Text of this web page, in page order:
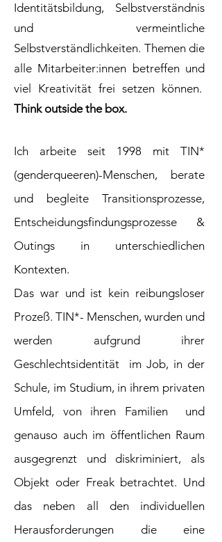
Identitätsbildung, Selbstverständnis
und vermeintliche
Selbstverständlichkeiten. Themen die
alle Mitarbeiter:innen betreffen und
viel Kreativität frei setzen können.
Think outside the box.
Ich arbeite seit 1998 mit TIN*
(genderqueeren)-Menschen, berate
und begleite Transitionsprozesse,
Entscheidungsfindungsprozesse &
Outings in unterschiedlichen
Kontexten.
Das war und ist kein reibungsloser
Prozeß. TIN*- Menschen, wurden und
werden aufgrund ihrer
Geschlechtsidentität im Job, in der
Schule, im Studium, in ihrem privaten
Umfeld, von ihren Familien und
genauso auch im öffentlichen Raum
ausgegrenzt und diskriminiert, als
Objekt oder Freak betrachtet. Und
das neben all den individuellen
Herausforderungen die eine